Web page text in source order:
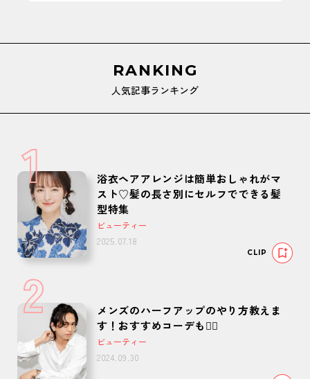
RANKING
人気記事ランキング
1
浴衣ヘアアレンジは簡単おしゃれがマ
スト♡髪の長さ別にセルフでできる髪
型特集
ビューティー
2025.07.18
CLIP
2
メンズのハーフアップのやり方教えま
す！おすすめコーデも🙆‍♂️
ビューティー
2024.09.30